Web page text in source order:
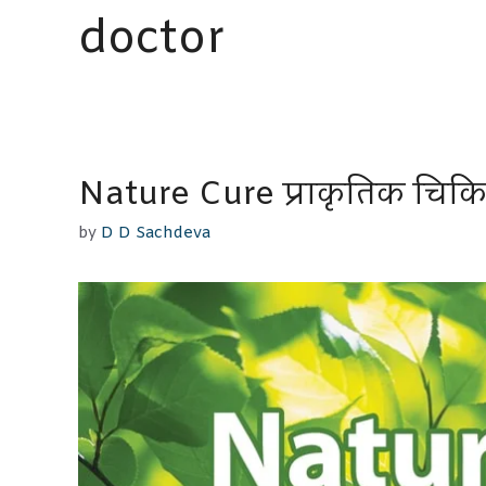
doctor
Nature Cure प्राकृतिक
by D D Sachdeva